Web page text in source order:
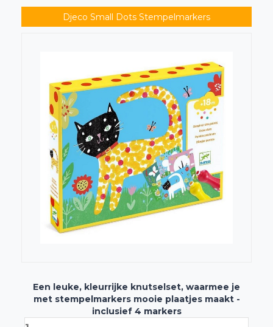
Djeco Small Dots Stempelmarkers
Een leuke, kleurrijke knutselset, waarmee je
met stempelmarkers mooie plaatjes maakt -
inclusief 4 markers